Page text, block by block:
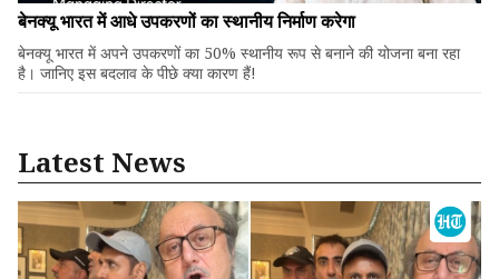
बेनक्यू भारत में आधे उपकरणों का स्थानीय निर्माण करेगा
बेनक्यू भारत में अपने उपकरणों का 50% स्थानीय रूप से बनाने की योजना बना रहा
है। जानिए इस बदलाव के पीछे क्या कारण हैं!
Latest News